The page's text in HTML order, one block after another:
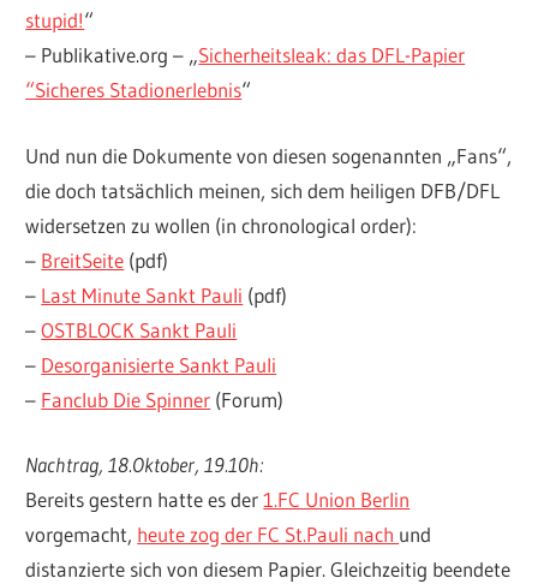
stupid!“
– Publikative.org – „Sicherheitsleak: das DFL-Papier
“Sicheres Stadionerlebnis“
Und nun die Dokumente von diesen sogenannten „Fans“,
die doch tatsächlich meinen, sich dem heiligen DFB/DFL
widersetzen zu wollen (in chronological order):
– BreitSeite (pdf)
– Last Minute Sankt Pauli (pdf)
–OSTBLOCK Sankt Pauli
– Desorganisierte Sankt Pauli
– Fanclub Die Spinner (Forum)
Nachtrag, 18.Oktober, 19.10h:
Bereits gestern hatte es der1.FC Union Berlin
vorgemacht, heute zog der FC St.Pauli nach und
distanzierte sich von diesem Papier. Gleichzeitig beendete